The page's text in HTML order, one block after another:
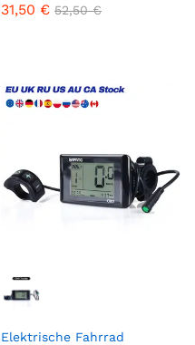
31,50 € 52,50€
Elektrische Fahrrad